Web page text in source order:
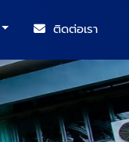
ติดต่อเรา